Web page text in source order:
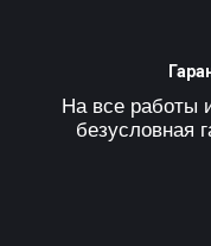
На все работы
безусловная